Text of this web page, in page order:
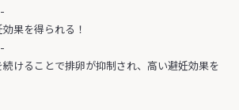
果を得られる！
けることで排卵が抑制され、高い避妊効果を